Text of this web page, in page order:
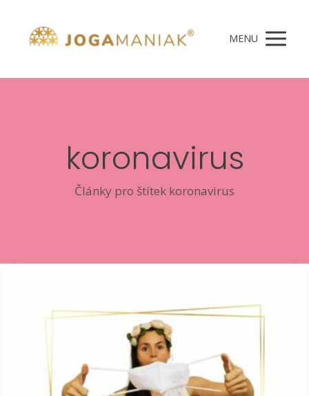
MENU
koronavirus
Články pro štítek koronavirus